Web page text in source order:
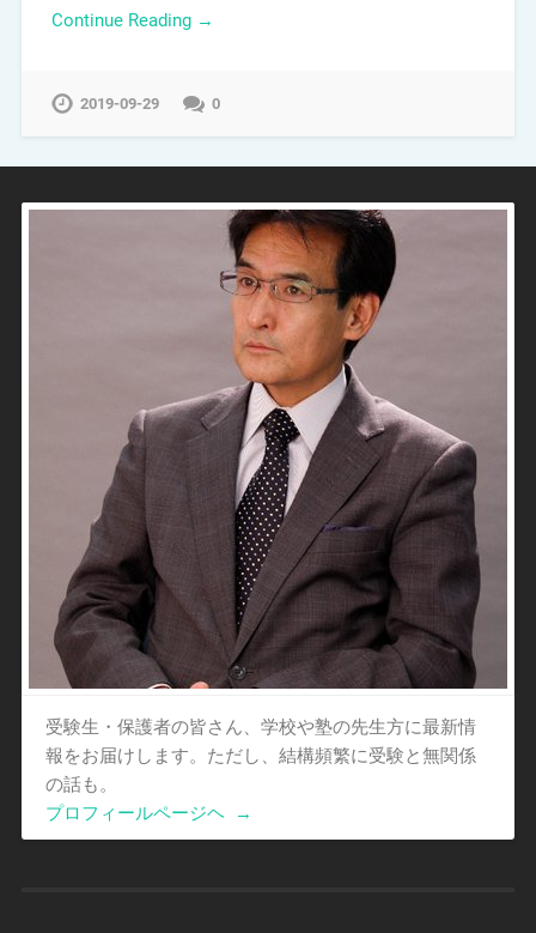
Continue Reading →
2019-09-29 0
受験生・保護者の皆さん、学校や塾の先生方に最新情
報をお届けします。ただし、結構頻繁に受験と無関係
の話も。
プロフィールページヘ
→